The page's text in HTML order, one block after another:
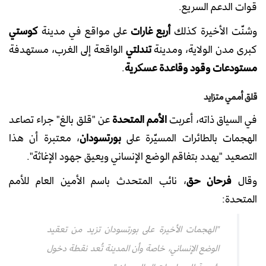
قوات الدعم السريع.
وشنّت الأخيرة كذلكأربع غاراتعلى مواقع في مدينةكوستي
كبرى مدن الولاية، ومدينةتندلتيالواقعة إلى الغرب، مستهدفة
مستودعات وقود وقاعدة عسكرية.
قلق أممي متزايد
في السياق ذاته، أعربتالأمم المتحدةعن "قلق بالغ" جراء تصاعد
الهجمات بالطائرات المسيّرة علىبورتسودان، معتبرة أن هذا
التصعيد "يهدد بتفاقم الوضع الإنساني ويعيق جهود الإغاثة".
وقال فرحان حق، نائب المتحدث باسم الأمين العام للأمم
المتحدة:
"الهجمات الأخيرة على بورتسودان تزيد من تعقيد
الوضع الإنساني، خاصة وأن المدينة تُعد نقطة دخول